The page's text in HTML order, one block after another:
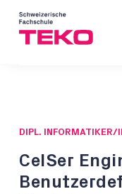
DIPL. INFORMATIKER/
CelSer